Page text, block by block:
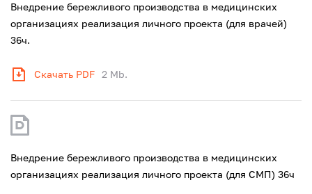
Внедрение бережливого производства в медицинских
организациях реализация личного проекта (для врачей)
36ч.
Скачать PDF 2 Mb.
Внедрение бережливого производства в медицинских
организациях реализация личного проекта (для СМП) 36ч